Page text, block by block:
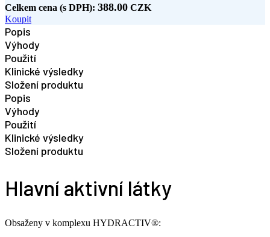
Celkem cena (s DPH): 388.00 CZK
Koupit
Popis
Výhody
Použití
Klinické výsledky
Složení produktu
Popis
Výhody
Použití
Klinické výsledky
Složení produktu
Hlavní aktivní látky
Obsaženy v komplexu HYDRACTIV®: